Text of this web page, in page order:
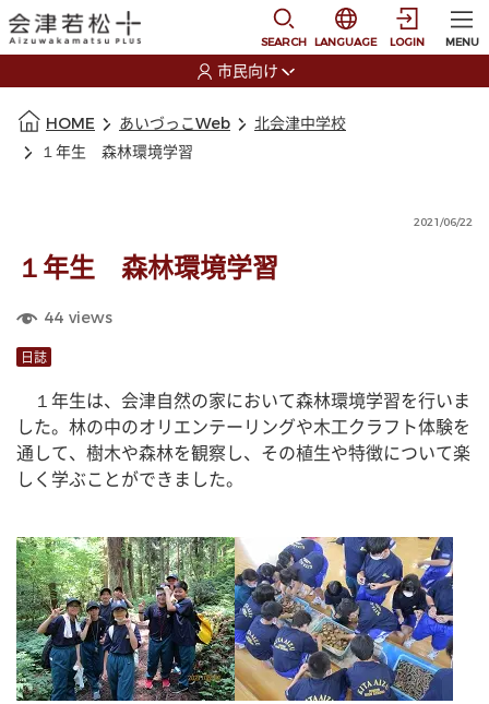
SEARCH
選択すると言語の切
LANGUAGE LOGIN MENU
市民向け
HOME あいづっこWeb
北会津中学校
１年生 森林環境学習
2021/06/22
１年生 森林環境学習
44 views
日誌
１年生は、会津自然の家において森林環境学習を行いま
した。林の中のオリエンテーリングや木工クラフト体験を
通して、樹木や森林を観察し、その植生や特徴について楽
しく学ぶことができました。